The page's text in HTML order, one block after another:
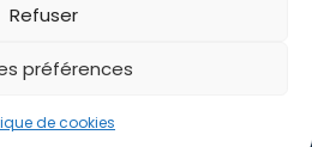
Refuser
préférences
de cookies